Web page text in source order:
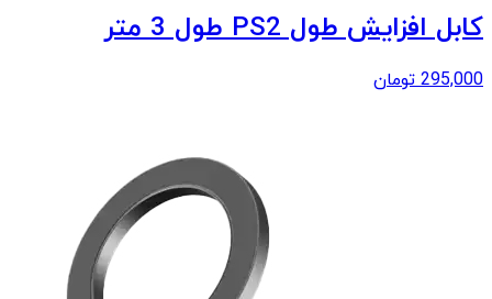
کابل افزایش طول PS2 طول 3 متر
295,000 تومان